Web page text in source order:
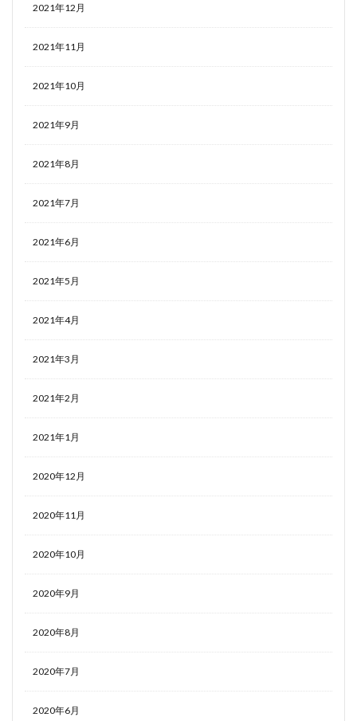
2021年12月
2021年11月
2021年10月
2021年9月
2021年8月
2021年7月
2021年6月
2021年5月
2021年4月
2021年3月
2021年2月
2021年1月
2020年12月
2020年11月
2020年10月
2020年9月
2020年8月
2020年7月
2020年6月